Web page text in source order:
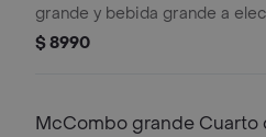
grande y bebida grande a
$ 8990
McCombo grande Cuarto